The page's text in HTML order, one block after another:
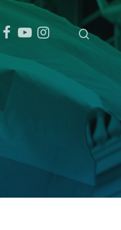
facebookyoutubeinstagram search